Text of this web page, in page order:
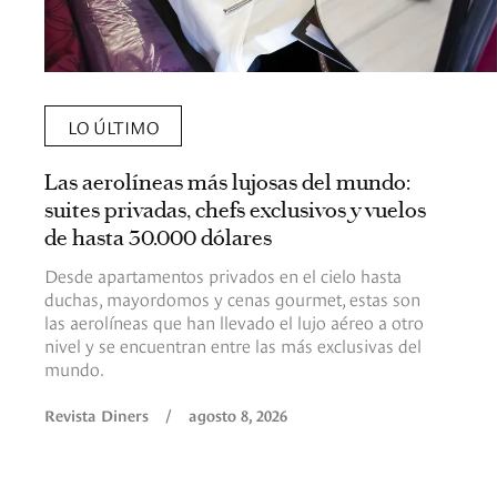
LO ÚLTIMO
Las aerolíneas más lujosas del mundo:
suites privadas, chefs exclusivos y vuelos
de hasta 30.000 dólares
Desde apartamentos privados en el cielo hasta
duchas, mayordomos y cenas gourmet, estas son
las aerolíneas que han llevado el lujo aéreo a otro
nivel y se encuentran entre las más exclusivas del
mundo.
Revista Diners / agosto 8, 2026